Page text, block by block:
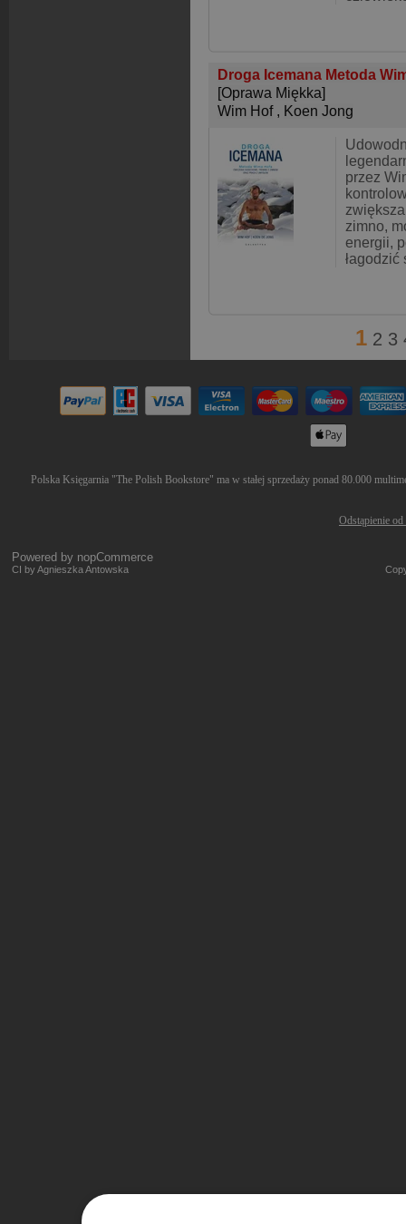
Droga Icemana Metoda
[Oprawa Miękka]
Wim Hof, Koen Jong
przez
zimno,
energii,
łagodzić
1 2 3
Polska Księgarnia "The Polish Bookstore" ma w stałej sprzedaży ponad 80.000
Odstąpienie
Powered by nopCommerce
CI by Agnieszka Antowska